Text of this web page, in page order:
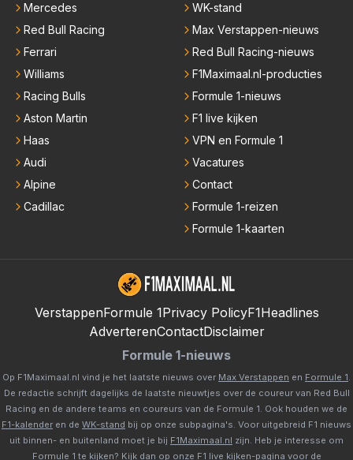
Mercedes
Red Bull Racing
Ferrari
Williams
Racing Bulls
Aston Martin
Haas
Audi
Alpine
Cadillac
WK-stand
Max Verstappen-nieuws
Red Bull Racing-nieuws
F1Maximaal.nl-producties
Formule 1-nieuws
F1 live kijken
VPN en Formule 1
Vacatures
Contact
Formule 1-reizen
Formule 1-kaarten
VerstappenFormule 1Privacy PolicyF1Headlines
AdverterenContactDisclaimer
Formule 1-nieuws
Op F1Maximaal.nl vind je het laatste nieuws over Max Verstappen en Formule 1.
De redactie schrijft dagelijks de laatste nieuwtjes over de coureur van Red Bull
Racing en de andere teams en coureurs van de Formule 1. Ook houden we de
F1-kalender en de WK-stand bij op onze subpagina's. Voor uitgebreid F1 nieuws
uit binnen- en buitenland moet je bij F1Maximaal.nl zijn. Heb je interesse om
Formule 1 te kijken? Kijk dan op onze F1 live kijken-pagina voor de